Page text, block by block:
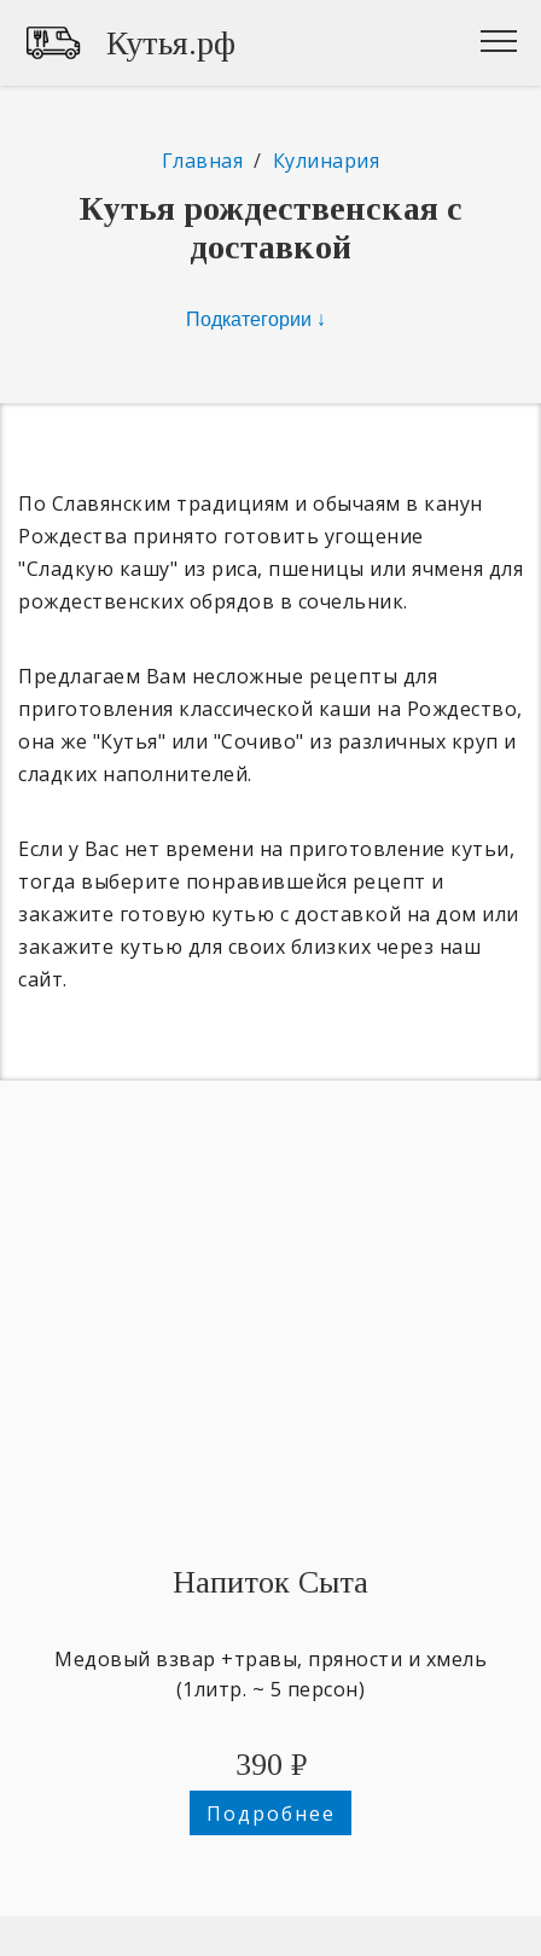
Кутья.рф
Главная / Кулинария
Кутья рождественская с
доставкой
По Славянским традициям и обычаям в канун
Рождества принято готовить угощение
"Сладкую кашу" из риса, пшеницы или ячменя для
рождественских обрядов в сочельник.
Предлагаем Вам несложные рецепты для
приготовления классической каши на Рождество,
она же "Кутья" или "Сочиво" из различных круп и
сладких наполнителей.
Если у Вас нет времени на приготовление кутьи,
тогда выберите понравившейся рецепт и
закажите готовую кутью с доставкой на дом или
закажите кутью для своих близких через наш
сайт.
Напиток Сыта
Медовый взвар +травы, пряности и хмель
(1литр. ~ 5 персон)
390 ₽
Подробнее